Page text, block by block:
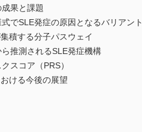
果と課題
SLE発症の原因となるバリアント
する分子パスウェイ
推測されるSLE発症機構
コア（PRS）
ける今後の展望